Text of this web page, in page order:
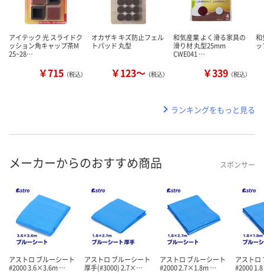
アイテック 光 スライドク
ッション角キャップ茶M
25~28…
￥715 （税込）
オカザキ キズ防止フェル
トパッド 丸型
￥123～ （税込）
和気産業 よく滑る家具の
滑り材 丸型25mm
CWE041 …
￥339 （税込）
和
ランキングをもっと見る
メーカーからのおすすめ商品 スポンサー
アストロ ブルーシート
#2000 3.6×3.6m …
アストロ ブルーシート
厚手(#3000) 2.7×…
アストロ ブルーシート
#2000 2.7×1.8m …
アストロ
#2000